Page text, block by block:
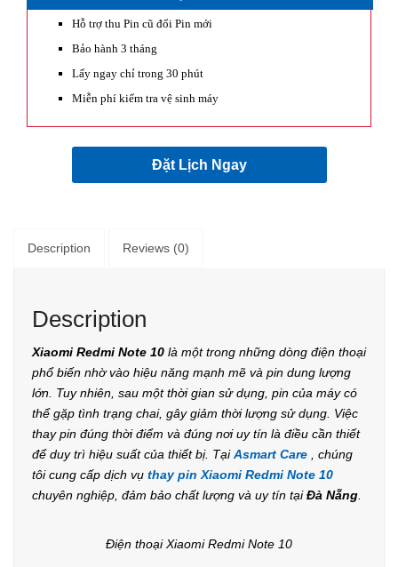
Hỗ trợ thu Pin cũ đổi Pin mới
Bảo hành 3 tháng
Lấy ngay chỉ trong 30 phút
Miễn phí kiểm tra vệ sinh máy
Đặt Lịch Ngay
Description Reviews (0)
Description
Xiaomi Redmi Note 10 là một trong những dòng điện thoại
phổ biến nhờ vào hiệu năng mạnh mẽ và pin dung lượng
lớn. Tuy nhiên, sau một thời gian sử dụng, pin của máy có
thể gặp tình trạng chai, gây giảm thời lượng sử dụng. Việc
thay pin đúng thời điểm và đúng nơi uy tín là điều cần thiết
để duy trì hiệu suất của thiết bị. TạiAsmart Care , chúng
tôi cung cấp dịch vụ thay pin Xiaomi Redmi Note 10
chuyên nghiệp, đảm bảo chất lượng và uy tín tạiĐà Nẵng.
Điện thoại Xiaomi Redmi Note 10